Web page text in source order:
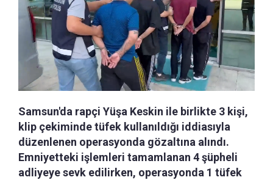
Samsun'da rapçi Yüşa Keskin ile birlikte 3 kişi,
klip çekiminde tüfek kullanıldığı iddiasıyla
düzenlenen operasyonda gözaltına alındı.
Emniyetteki işlemleri tamamlanan 4 şüpheli
adliyeye sevk edilirken, operasyonda 1 tüfek